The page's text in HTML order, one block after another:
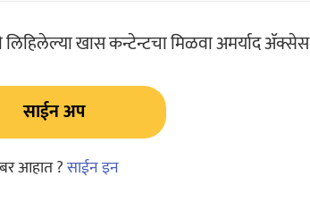
खास कन्टेन्टचा मिळवा अमर्याद ॲक्सेस
साईन अप
आहात ?साईन इन